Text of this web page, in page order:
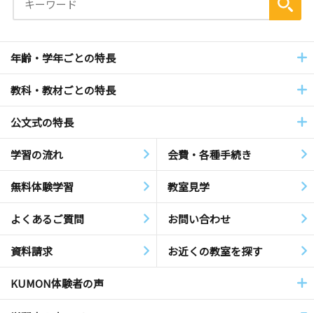
年齢・学年ごとの特長
教科・教材ごとの特長
公文式の特長
学習の流れ 会費・各種手続き
無料体験学習 教室見学
よくあるご質問 お問い合わせ
資料請求 お近くの教室を探す
KUMON体験者の声